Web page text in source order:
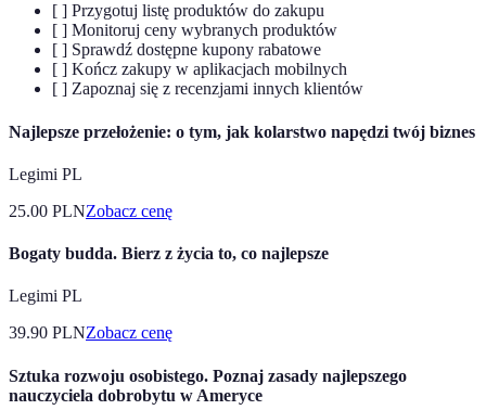
[ ] Przygotuj listę produktów do zakupu
[ ] Monitoruj ceny wybranych produktów
[ ] Sprawdź dostępne kupony rabatowe
[ ] Kończ zakupy w aplikacjach mobilnych
[ ] Zapoznaj się z recenzjami innych klientów
Najlepsze przełożenie: o tym, jak kolarstwo napędzi twój biznes
Legimi PL
25.00 PLNZobacz cenę
Bogaty budda. Bierz z życia to, co najlepsze
Legimi PL
39.90 PLNZobacz cenę
Sztuka rozwoju osobistego. Poznaj zasady najlepszego
nauczyciela dobrobytu w Ameryce